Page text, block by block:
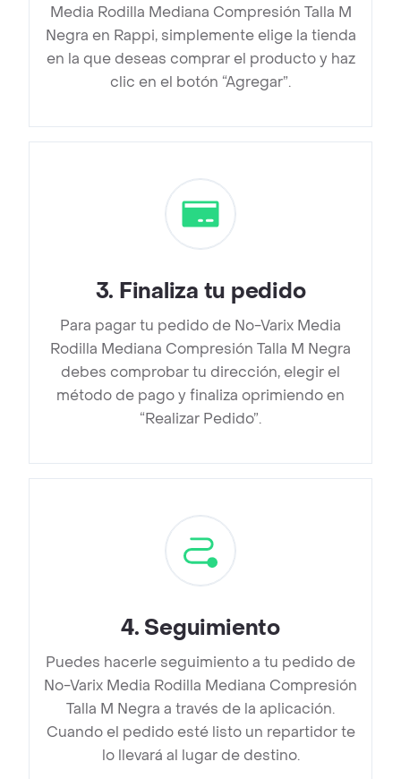
Media Rodilla Mediana Compresión Talla M
Negra en Rappi, simplemente elige la tienda
en la que deseas comprar el producto y haz
clic en el botón “Agregar”.
3. Finaliza tu pedido
Para pagar tu pedido de No-Varix Media
Rodilla Mediana Compresión Talla M Negra
debes comprobar tu dirección, elegir el
método de pago y finaliza oprimiendo en
“Realizar Pedido”.
4. Seguimiento
Puedes hacerle seguimiento a tu pedido de
No-Varix Media Rodilla Mediana Compresión
Talla M Negra a través de la aplicación.
Cuando el pedido esté listo un repartidor te
lo llevará al lugar de destino.